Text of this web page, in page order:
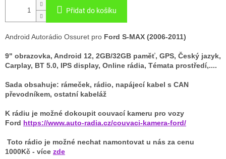
Přidat do košíku
Android Autorádio Ossuret pro Ford S-MAX (2006-2011)
9" obrazovka, Android 12, 2GB/32GB paměť, GPS, Český jazyk,
Carplay, BT 5.0, IPS display, Online rádia, Témata prostředí,....
Sada obsahuje: rámeček, rádio, napájecí kabel s CAN
převodníkem, ostatní kabeláž
K rádiu je možné dokoupit couvací kameru pro vozy
Ford https://www.auto-radia.cz/couvaci-kamera-ford/
Toto rádio je možné nechat namontovat u nás za cenu
1000Kč - více zde